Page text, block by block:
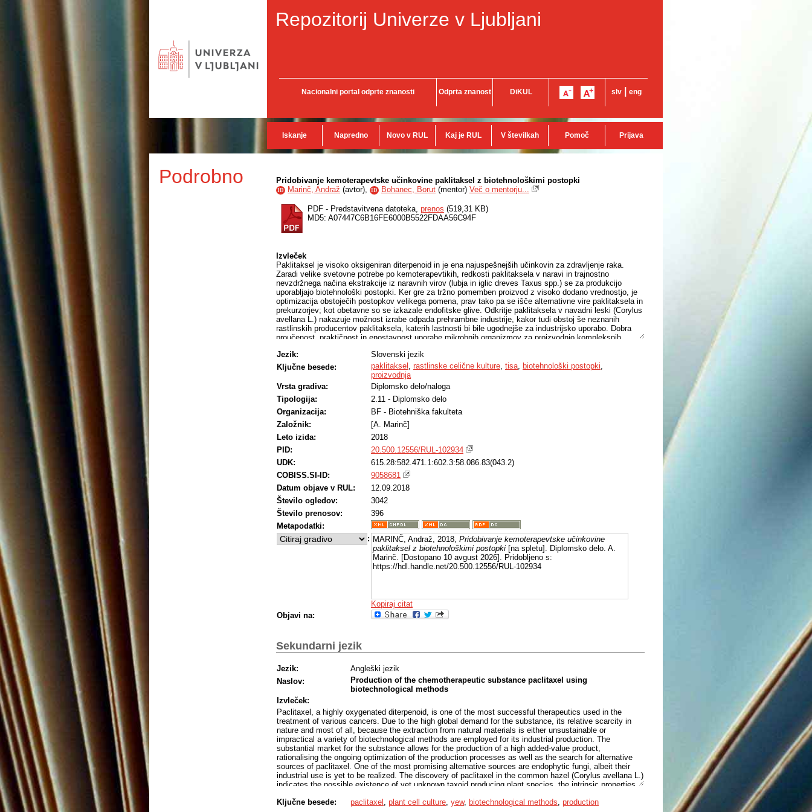
Repozitorij Univerze v Ljubljani
Nacionalni portal odprte znanosti Odprta znanost DiKUL slv eng
Iskanje Napredno Novo v RUL Kaj je RUL V številkah Pomoč Prijava
Podrobno Pridobivanje kemoterapevtske učinkovine paklitaksel z biotehnološkimi postopki
ID Marinč, Andraž (avtor), ID Bohanec, Borut (mentor) Več o mentorju...
PDF - Predstavitvena datoteka, prenos (519,31 KB)
MD5: A07447C6B16FE6000B5522FDAA56C94F
Izvleček
Paklitaksel je visoko oksigeniran diterpenoid in je ena najuspešnejših učinkovin za zdravljenje raka.
Zaradi velike svetovne potrebe po kemoterapevtikih, redkosti paklitaksela v naravi in trajnostno
nevzdržnega načina ekstrakcije iz naravnih virov (lubja in iglic dreves Taxus spp.) se za produkcijo
uporabljajo biotehnološki postopki. Ker gre za tržno pomemben proizvod z visoko dodano vrednostjo, je
optimizacija obstoječih postopkov velikega pomena, prav tako pa se išče alternativne vire paklitaksela in
prekurzorjev; kot obetavne so se izkazale endofitske glive. Odkritje paklitaksela v navadni leski (Corylus
avellana L.) nakazuje možnost izrabe odpada prehrambne industrije, kakor tudi obstoj še neznanih
rastlinskih producentov paklitaksela, katerih lastnosti bi bile ugodnejše za industrijsko uporabo. Dobra
proučenost, praktičnost in enostavnost uporabe mikrobnih organizmov za proizvodnjo kompleksnih
sicer izkazalo za težavno. V tem delu smo napravili krajši pregled biotehnoloških postopkov proizvodnje
paklitaksela, vključno z načini izboljšave donosa celičnih kultur, proizvodnjo prekurzorjev v ustaljenih
industrijskih mikororganizmih in z endofitskimi glivami.
Jezik:
Slovenski jezik
Ključne besede:
paklitaksel , rastlinske celične kulture, tisa, biotehnološki postopki,
proizvodnja
Vrsta gradiva:
Diplomsko delo/naloga
Tipologija:
2.11 - Diplomsko delo
Organizacija:
BF - Biotehniška fakulteta
Založnik:
[A. Marinč]
Leto izida:
2018
PID:
20.500.12556/RUL-102934
UDK:
615.28:582.471.1:602.3:58.086.83(043.2)
COBISS.SI-ID:
9058681
Datum objave v RUL:
12.09.2018
Število ogledov:
3042
Število prenosov:
396
Metapodatki:
: MARINČ, Andraž, 2018, Pridobivanje kemoterapevtske učinkovine
paklitaksel z biotehnološkimi postopki [na spletu]. Diplomsko delo. A.
Marinč. [Dostopano 10 avgust 2026]. Pridobljeno s:
https://hdl.handle.net/20.500.12556/RUL-102934
Kopiraj citat
Objavi na:
Sekundarni jezik
Jezik:
Angleški jezik
Naslov:
Production of the chemotherapeutic substance paclitaxel using
biotechnological methods
Izvleček:
Paclitaxel, a highly oxygenated diterpenoid, is one of the most successful therapeutics used in the
treatment of various cancers. Due to the high global demand for the substance, its relative scarcity in
nature and most of all, because the extraction from natural materials is either unsustainable or
impractical a variety of biotechnological methods are employed for its industrial production. The
substantial market for the substance allows for the production of a high added-value product,
rationalising the ongoing optimization of the production processes as well as the search for alternative
sources of paclitaxel. One of the most promising alternative sources are endophytic fungi, albeit their
industrial use is yet to be realized. The discovery of paclitaxel in the common hazel (Corylus avellana L.)
indicates the possible existence of yet unknown taxoid producing plant species, the intrinsic properties
products of the food industry for paclitaxel extraction also emerges. Our understanding of commonly
Ključne besede: paclitaxel plant cell culture yew, biotechnological methods production